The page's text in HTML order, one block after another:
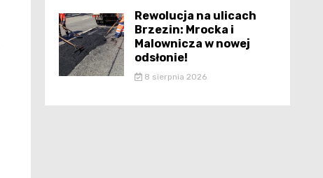
Rewolucja na ulicach
Brzezin: Mrocka i
Malownicza w nowej
odsłonie!
8 sierpnia 2026